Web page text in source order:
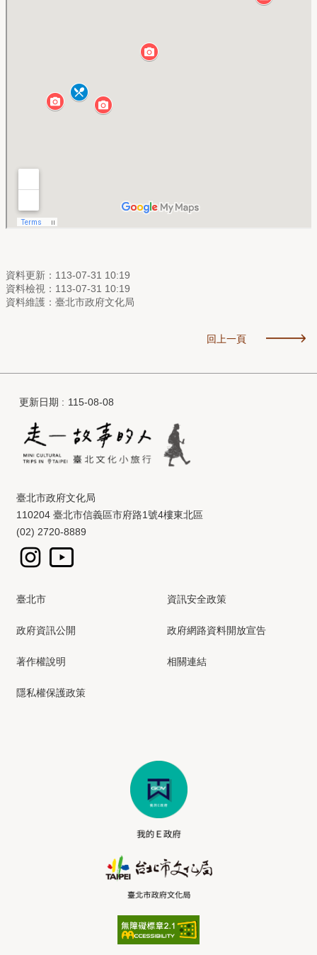
資料更新：113-07-31 10:19
資料檢視：113-07-31 10:19
資料維護：臺北市政府文化局
回上一頁
更新日期 115-08-08
臺北市政府文化局
110204 臺北市信義區市府路1號4樓東北區
(02) 2720-8889
臺北市
政府資訊公開
著作權說明
隱私權保護政策
資訊安全政策
政府網路資料開放宣告
相關連結